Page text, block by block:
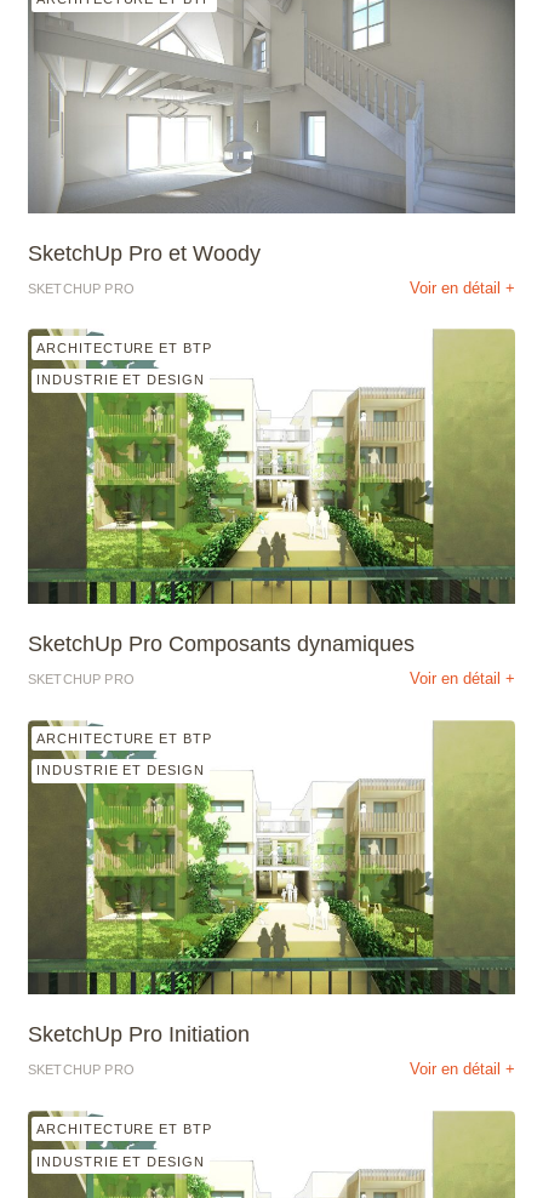
SketchUp Pro et Woody
SKETCHUP PRO Voir en détail +
ARCHITECTURE ET BTP
INDUSTRIE ET DESIGN
SketchUp Pro Composants dynamiques
SKETCHUP PRO Voir en détail +
ARCHITECTURE ET BTP
INDUSTRIE ET DESIGN
SketchUp Pro Initiation
SKETCHUP PRO Voir en détail +
ARCHITECTURE ET BTP
INDUSTRIE ET DESIGN